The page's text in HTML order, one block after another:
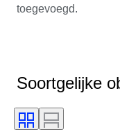
toegevoegd.
Soortgelijke